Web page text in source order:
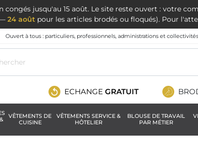
congés jusqu'au 15 août. Le site reste ouvert : votre
24 août pour les articles brodés ou floqués). Pour
Ouvert à tous : particuliers, professionnels, administrations et
ECHANGE GRATUIT
VÊTEMENTS DE
CUISINE
VÊTEMENTS SERVICE &
HÔTELIER
BLOUSE DE TRAVAIL
PAR MÉTIER